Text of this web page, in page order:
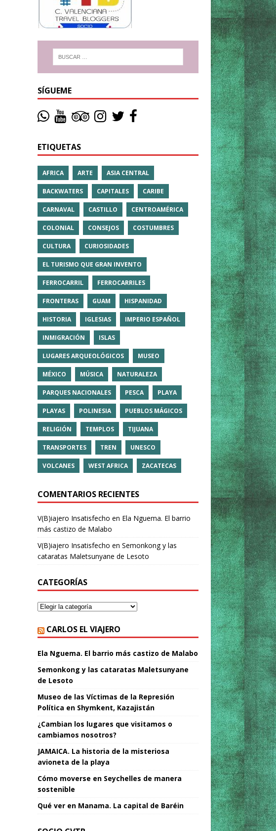
SÍGUEME
ETIQUETAS
AFRICA ARTE ASIA CENTRAL
BACKWATERS CAPITALES CARIBE
CARNAVAL CASTILLO CENTROAMÉRICA
COLONIAL CONSEJOS COSTUMBRES
CULTURA CURIOSIDADES
EL TURISMO QUE GRAN INVENTO
FERROCARRIL FERROCARRILES
FRONTERAS GUAM HISPANIDAD
HISTORIA IGLESIAS IMPERIO ESPAÑOL
INMIGRACIÓN ISLAS
LUGARES ARQUEOLÓGICOS MUSEO
MÉXICO MÚSICA NATURALEZA
PARQUES NACIONALES PESCA PLAYA
PLAYAS POLINESIA PUEBLOS MÁGICOS
RELIGIÓN TEMPLOS TIJUANA
TRANSPORTES TREN UNESCO
VOLCANES WEST AFRICA ZACATECAS
COMENTARIOS RECIENTES
V(B)iajero Insatisfecho en Ela Nguema. El barrio
más castizo de Malabo
V(B)iajero Insatisfecho en Semonkong y las
cataratas Maletsunyane de Lesoto
CATEGORÍAS
CARLOS EL VIAJERO
Ela Nguema. El barrio más castizo de Malabo
Semonkong y las cataratas Maletsunyane
de Lesoto
Museo de las Víctimas de la Represión
Política en Shymkent, Kazajistán
¿Cambian los lugares que visitamos o
cambiamos nosotros?
JAMAICA. La historia de la misteriosa
avioneta de la playa
Cómo moverse en Seychelles de manera
sostenible
Qué ver en Manama. La capital de Baréin